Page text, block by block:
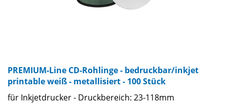
PREMIUM-Line CD-Rohlinge - bedruckbar/inkjet
printable weiß - metallisiert - 100 Stück
für Inkjetdrucker - Druckbereich: 23-118mm